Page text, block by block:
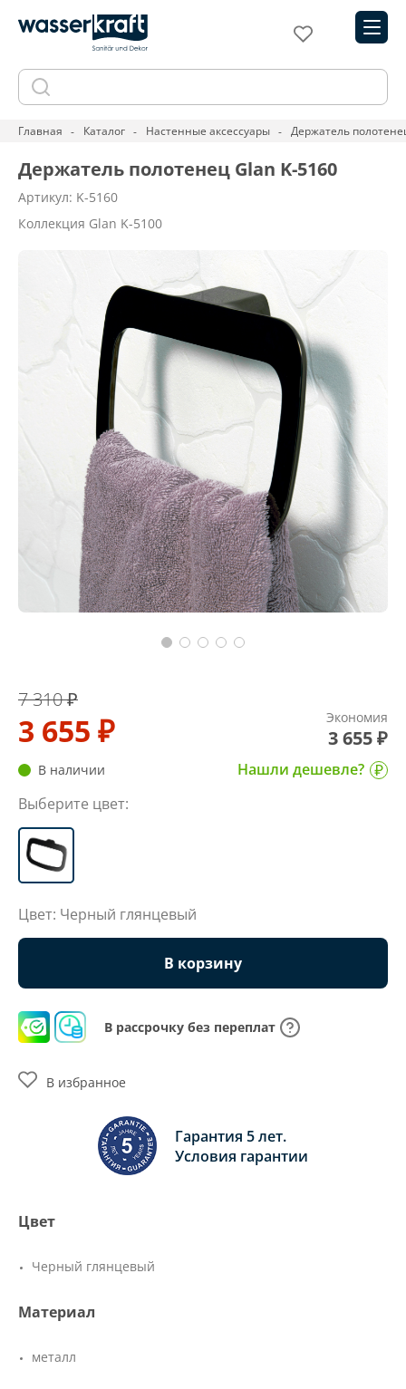
Главная Каталог Настенные аксессуары Держатель
Держатель полотенец Glan K-5160
Артикул: K-5160
Коллекция Glan K-5100
7 310 ₽
3 655 ₽ Экономия
3 655 ₽
В наличии
Нашли дешевле?
Выберите цвет:
Цвет: Черный глянцевый
В корзину
В рассрочку без переплат
Гарантия 5 лет.
Условия гарантии
В избранное
Цвет
Черный глянцевый
Материал
металл